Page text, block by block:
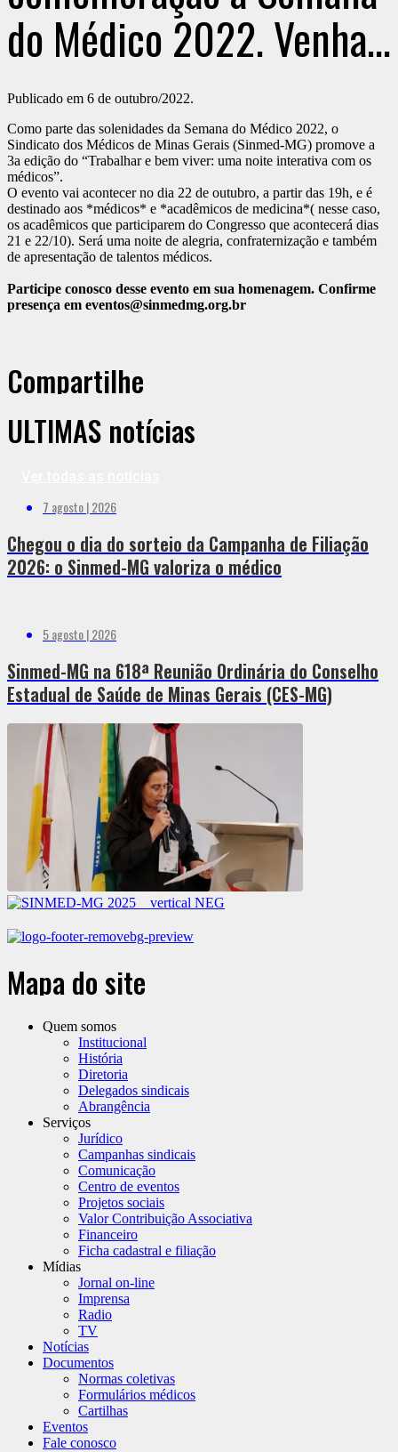
do Médico 2022. Venha
participar conosco!
Publicado em 6 de outubro/2022.
Como parte das solenidades da Semana do Médico 2022, o
Sindicato dos Médicos de Minas Gerais (Sinmed-MG) promove a
3a edição do “Trabalhar e bem viver: uma noite interativa com os
médicos”.
O evento vai acontecer no dia 22 de outubro, a partir das 19h, e é
destinado aos *médicos* e *acadêmicos de medicina*( nesse caso,
os acadêmicos que participarem do Congresso que acontecerá dias
21 e 22/10). Será uma noite de alegria, confraternização e também
de apresentação de talentos médicos.
Participe conosco desse evento em sua homenagem. Confirme
presença em eventos@sinmedmg.org.br
Compartilhe
ÚLTIMAS notícias
7 agosto | 2026
Chegou o dia do sorteio da Campanha de Filiação
2026: o Sinmed-MG valoriza o médico
5 agosto | 2026
Sinmed-MG na 618ª Reunião Ordinária do Conselho
Estadual de Saúde de Minas Gerais (CES-MG)
Mapa do site
Quem somos
Institucional
História
Diretoria
Delegados sindicais
Abrangência
Serviços
Jurídico
Campanhas sindicais
Comunicação
Centro de eventos
Projetos sociais
Valor Contribuição Associativa
Financeiro
Ficha cadastral e filiação
Mídias
Jornal on-line
Imprensa
Radio
TV
Notícias
Documentos
Normas coletivas
Formulários médicos
Cartilhas
Eventos
Fale conosco